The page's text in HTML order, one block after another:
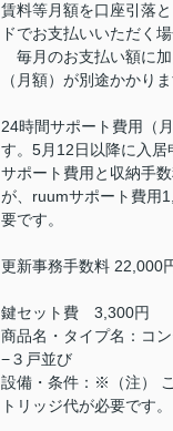
賃料等月額を口座引落
ドでお支払いいただく場
毎月のお支払い額に
（月額）が別途かかりま
24時間サポート費用（
す。5月12日以降に入居
サポート費用と収納手
が、ruumサポート費用
要です。
更新事務手数料 22,000
鍵セット費 3,300円
商品名・タイプ名：コ
−３戸並び
設備・条件：※（注）
トリッジ代が必要です。